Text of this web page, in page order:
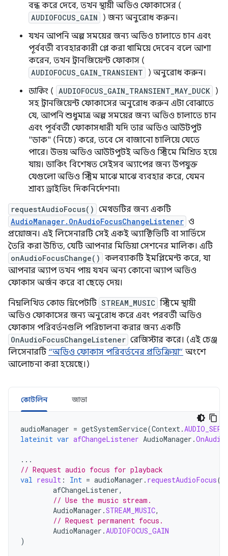
বন্ধ করে দেবে, তখন স্থায়ী অডিও ফোকাসের (
AUDIOFOCUS_GAIN
) জন্য অনুরোধ করুন।
যখন আপনি অল্প সময়ের জন্য অডিও চালাতে চান এবং
পূর্ববর্তী ব্যবহারকারী প্লে করা থামিয়ে দেবেন বলে আশা
করেন, তখন ট্রানজিয়েন্ট ফোকাস (
AUDIOFOCUS_GAIN_TRANSIENT
) অনুরোধ করুন।
ডাকিং ( AUDIOFOCUS_GAIN_TRANSIENT_MAY_DUCK )
সহ ট্রানজিয়েন্ট ফোকাসের অনুরোধ করুন এটা বোঝাতে
যে, আপনি শুধুমাত্র অল্প সময়ের জন্য অডিও চালাতে চান
এবং পূর্ববর্তী ফোকাসধারী যদি তার অডিও আউটপুট
"ডাক" (নিচে) করে, তবে সে বাজানো চালিয়ে যেতে
পারে। উভয় অডিও আউটপুটই অডিও স্ট্রিমে মিশ্রিত হয়ে
যায়। ডাকিং বিশেষত সেইসব অ্যাপের জন্য উপযুক্ত
যেগুলো অডিও স্ট্রিম মাঝে মাঝে ব্যবহার করে, যেমন
শ্রাব্য ড্রাইভিং দিকনির্দেশনা।
requestAudioFocus() মেথডটির জন্য একটি
AudioManager.OnAudioFocusChangeListener ও
প্রয়োজন। এই লিসেনারটি সেই একই অ্যাক্টিভিটি বা সার্ভিসে
তৈরি করা উচিত, যেটি আপনার মিডিয়া সেশনের মালিক। এটি
onAudioFocusChange() কলব্যাকটি ইমপ্লিমেন্ট করে, যা
আপনার অ্যাপ তখন পায় যখন অন্য কোনো অ্যাপ অডিও
ফোকাস অর্জন করে বা ছেড়ে দেয়।
নিম্নলিখিত কোড স্নিপেটটি STREAM_MUSIC স্ট্রিমে স্থায়ী
অডিও ফোকাসের জন্য অনুরোধ করে এবং পরবর্তী অডিও
ফোকাস পরিবর্তনগুলি পরিচালনা করার জন্য একটি
OnAudioFocusChangeListener রেজিস্টার করে। (এই চেঞ্জ
লিসেনারটি “অডিও ফোকাস পরিবর্তনের প্রতিক্রিয়া” অংশে
আলোচনা করা হয়েছে।)
কোটলিন জাভা
audioManager = getSystemService(Context.
lateinit var afChangeListener AudioManager .
...
// Request audio focus for playback
val result : Int = audioManager . requestAudioFocus(
afChangeListener,
// Use the music stream.
AudioManager .STREAM_MUSIC,
// Request permanent focus.
AudioManager .AUDIOFOCUS_GAIN
)